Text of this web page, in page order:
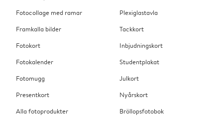
Fotocollage med ramar
Framkalla bilder
Fotokort
Fotokalender
Fotomugg
Presentkort
Alla fotoprodukter
Plexiglastavla
Tackkort
Inbjudningskort
Studentplakat
Julkort
Nyårskort
Bröllopsfotobok